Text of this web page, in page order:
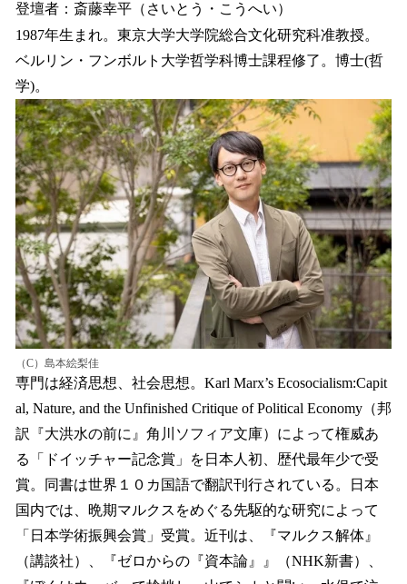
登壇者：斎藤幸平（さいとう・こうへい）
1987年生まれ。東京大学大学院総合文化研究科准教授。
ベルリン・フンボルト大学哲学科博士課程修了。博士(哲
学)。
（C）島本絵梨佳
専門は経済思想、社会思想。Karl Marx’s Ecosocialism:Capit
al, Nature, and the Unfinished Critique of Political Economy（邦
訳『大洪水の前に』角川ソフィア文庫）によって権威あ
る「ドイッチャー記念賞」を日本人初、歴代最年少で受
賞。同書は世界１０カ国語で翻訳刊行されている。日本
国内では、晩期マルクスをめぐる先駆的な研究によって
「日本学術振興会賞」受賞。近刊は、『マルクス解体』
（講談社）、『ゼロからの『資本論』』（NHK新書）、